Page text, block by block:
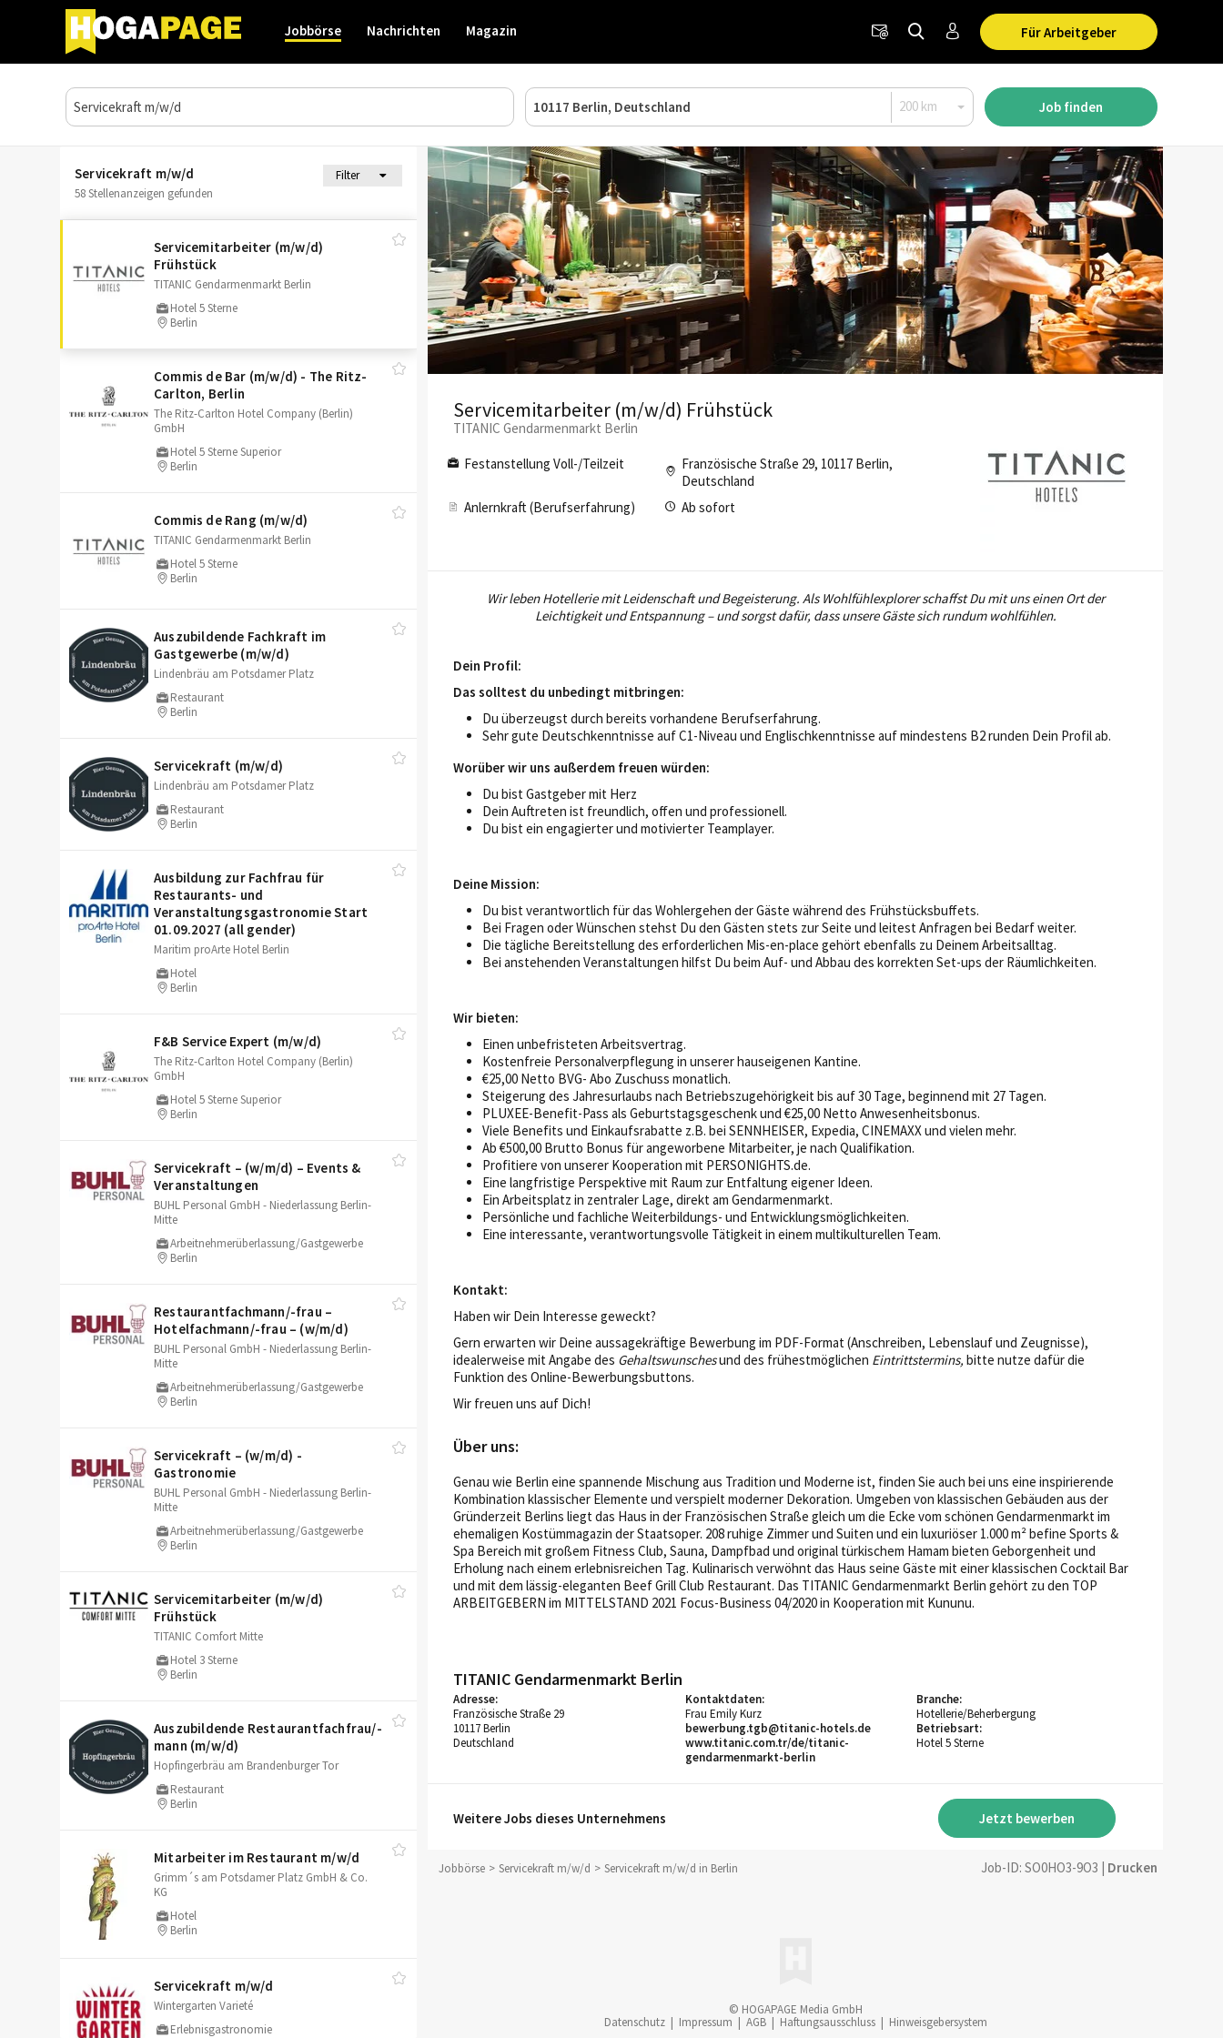
Für Arbeitgeber
Jobbörse Nachrichten Magazin
Job finden
Servicekraft m/w/d
Filter
58 Stellenanzeigen gefunden
Servicemitarbeiter (m/​w/​d)
Frühstück
TITANIC Gendarmenmarkt Berlin
Hotel 5 Sterne
Berlin
Commis de Bar (m/​w/​d) - The Ritz-
Carlton, Berlin
The Ritz-Carlton Hotel Company (Berlin)
GmbH
Hotel 5 Sterne Superior
Berlin
Commis de Rang (m/​w/​d)
TITANIC Gendarmenmarkt Berlin
Hotel 5 Sterne
Berlin
Auszubildende Fachkraft im
Gastgewerbe (m/​w/​d)
Lindenbräu am Potsdamer Platz
Restaurant
Berlin
Servicekraft (m/​w/​d)
Lindenbräu am Potsdamer Platz
Restaurant
Berlin
Ausbildung zur Fachfrau für
Restaurants- und
Veranstaltungsgastronomie Start
01.09.2027 (all gender)
Maritim proArte Hotel Berlin
Hotel
Berlin
F&B Service Expert (m/​w/​d)
The Ritz-Carlton Hotel Company (Berlin)
GmbH
Hotel 5 Sterne Superior
Berlin
Servicekraft – (w/​m/​d) – Events &
Veranstaltungen
BUHL Personal GmbH - Niederlassung Berlin-
Mitte
Arbeitnehmerüberlassung/Gastgewerbe
Berlin
Restaurantfachmann/​-frau –
Hotelfachmann/​-frau – (w/​m/​d)
BUHL Personal GmbH - Niederlassung Berlin-
Mitte
Arbeitnehmerüberlassung/Gastgewerbe
Berlin
Servicekraft – (w/​m/​d) -
Gastronomie
BUHL Personal GmbH - Niederlassung Berlin-
Mitte
Arbeitnehmerüberlassung/Gastgewerbe
Berlin
Servicemitarbeiter (m/​w/​d)
Frühstück
TITANIC Comfort Mitte
Hotel 3 Sterne
Berlin
Auszubildende Restaurantfachfrau/​-
mann (m/​w/​d)
Hopfingerbräu am Brandenburger Tor
Restaurant
Berlin
Mitarbeiter im Restaurant m/​w/​d
Grimm´s am Potsdamer Platz GmbH & Co.
KG
Hotel
Berlin
Servicekraft m/​w/​d
Wintergarten Varieté
Erlebnisgastronomie
Servicemitarbeiter (m/w/d) Frühstück
TITANIC Gendarmenmarkt Berlin
Festanstellung Voll-/Teilzeit
Französische Straße 29, 10117 Berlin,
Deutschland
Anlernkraft (Berufserfahrung)
Ab sofort
Wir leben Hotellerie mit Leidenschaft und Begeisterung. Als Wohlfühlexplorer schaffst Du mit uns einen Ort der
Leichtigkeit und Entspannung – und sorgst dafür, dass unsere Gäste sich rundum wohlfühlen.
Dein Profil:
Das solltest du unbedingt mitbringen:
Du überzeugst durch bereits vorhandene Berufserfahrung.
Sehr gute Deutschkenntnisse auf C1-Niveau und Englischkenntnisse auf mindestens B2 runden Dein Profil ab.
Worüber wir uns außerdem freuen würden:
Du bist Gastgeber mit Herz
Dein Auftreten ist freundlich, offen und professionell.
Du bist ein engagierter und motivierter Teamplayer.
Deine Mission:
Du bist verantwortlich für das Wohlergehen der Gäste während des Frühstücksbuffets.
Bei Fragen oder Wünschen stehst Du den Gästen stets zur Seite und leitest Anfragen bei Bedarf weiter.
Die tägliche Bereitstellung des erforderlichen Mis-en-place gehört ebenfalls zu Deinem Arbeitsalltag.
Bei anstehenden Veranstaltungen hilfst Du beim Auf- und Abbau des korrekten Set-ups der Räumlichkeiten.
Wir bieten:
Einen unbefristeten Arbeitsvertrag.
Kostenfreie Personalverpflegung in unserer hauseigenen Kantine.
€25,00 Netto BVG- Abo Zuschuss monatlich.
Steigerung des Jahresurlaubs nach Betriebszugehörigkeit bis auf 30 Tage, beginnend mit 27 Tagen.
PLUXEE-Benefit-Pass als Geburtstagsgeschenk und €25,00 Netto Anwesenheitsbonus.
Viele Benefits und Einkaufsrabatte z.B. bei SENNHEISER, Expedia, CINEMAXX und vielen mehr.
Ab €500,00 Brutto Bonus für angeworbene Mitarbeiter, je nach Qualifikation.
Profitiere von unserer Kooperation mit PERSONIGHTS.de.
Eine langfristige Perspektive mit Raum zur Entfaltung eigener Ideen.
Ein Arbeitsplatz in zentraler Lage, direkt am Gendarmenmarkt.
Persönliche und fachliche Weiterbildungs- und Entwicklungsmöglichkeiten.
Eine interessante, verantwortungsvolle Tätigkeit in einem multikulturellen Team.
Kontakt:
Haben wir Dein Interesse geweckt?
Gern erwarten wir Deine aussagekräftige Bewerbung im PDF-Format (Anschreiben, Lebenslauf und Zeugnisse),
idealerweise mit Angabe des Gehaltswunschesund des frühestmöglichen Eintrittstermins, bitte nutze dafür die
Funktion des Online-Bewerbungsbuttons.
Wir freuen uns auf Dich!
Über uns:
Genau wie Berlin eine spannende Mischung aus Tradition und Moderne ist, finden Sie auch bei uns eine inspirierende
Kombination klassischer Elemente und verspielt moderner Dekoration. Umgeben von klassischen Gebäuden aus der
Gründerzeit Berlins liegt das Haus in der Französischen Straße gleich um die Ecke vom schönen Gendarmenmarkt im
ehemaligen Kostümmagazin der Staatsoper. 208 ruhige Zimmer und Suiten und ein luxuriöser 1.000 m² befine Sports &
Spa Bereich mit großem Fitness Club, Sauna, Dampfbad und original türkischem Hamam bieten Geborgenheit und
Erholung nach einem erlebnisreichen Tag. Kulinarisch verwöhnt das Haus seine Gäste mit einer klassischen Cocktail Bar
und mit dem lässig-eleganten Beef Grill Club Restaurant. Das TITANIC Gendarmenmarkt Berlin gehört zu den TOP
ARBEITGEBERN im MITTELSTAND 2021 Focus-Business 04/2020 in Kooperation mit Kununu.
TITANIC Gendarmenmarkt Berlin
Adresse:
Französische Straße 29
10117 Berlin
Deutschland
Kontaktdaten:
Frau Emily Kurz
bewerbung.tgb@titanic-hotels.de
www.titanic.com.tr/de/titanic-
gendarmenmarkt-berlin
Branche:
Hotellerie/Beherbergung
Betriebsart:
Hotel 5 Sterne
Weitere Jobs dieses Unternehmens Jetzt bewerben
Jobbörse Servicekraft m/w/d Servicekraft m/w/d in Berlin Job-ID: SO0HO3-9O3 | Drucken
© HOGAPAGE Media GmbH
Datenschutz | Impressum | AGB | Haftungsausschluss | Hinweisgebersystem